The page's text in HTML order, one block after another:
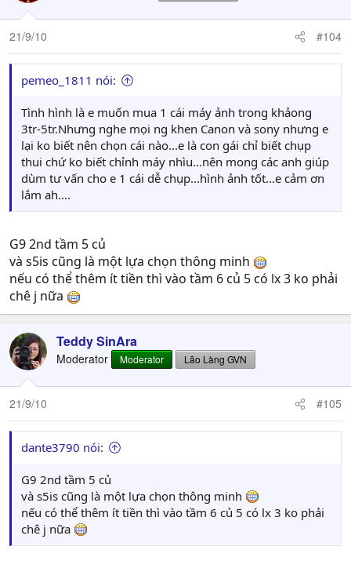
21/9/10 #104
pemeo_1811 nói:
Tình hình là e muốn mua 1 cái máy ảnh trong khảong
3tr-5tr.Nhưng nghe mọi ng khen Canon và sony nhưng e
lại ko biết nên chọn cái nào...e là con gái chỉ biết chụp
thui chứ ko biết chỉnh máy nhìu...nên mong các anh giúp
dùm tư vấn cho e 1 cái dễ chụp...hình ảnh tốt...e cảm ơn
lắm ah....
G9 2nd tầm 5 củ
và s5is cũng là một lựa chọn thông minh
nếu có thể thêm ít tiền thì vào tầm 6 củ 5 có lx 3 ko phải
chê j nữa
Teddy SinAra
Moderator Moderator Lão Làng GVN
21/9/10 #105
dante3790 nói:
G9 2nd tầm 5 củ
và s5is cũng là một lựa chọn thông minh
nếu có thể thêm ít tiền thì vào tầm 6 củ 5 có lx 3 ko phải
chê j nữa